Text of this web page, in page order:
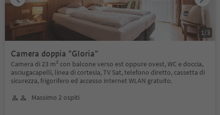
Camera doppia "Gloria"
Camera di 23 m² con balcone verso est oppure ovest, WC e doccia,
asciugacapelli, linea di cortesia, TV Sat, telefono diretto, cassetta di
sicurezza, frigorifero ed accesso internet WLAN gratuito.
Massimo 2 ospiti
1/3